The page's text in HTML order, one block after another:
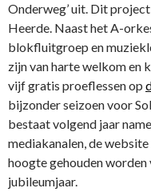
Onderweg’ uit. Dit
Heerde. Naast het A-
blokfluitgroep en
zijn van harte welkom en
vijf gratis proeflessen op
bijzonder seizoen voor
bestaat volgend jaar
mediakanalen, de
hoogte gehouden
jubileumjaar.